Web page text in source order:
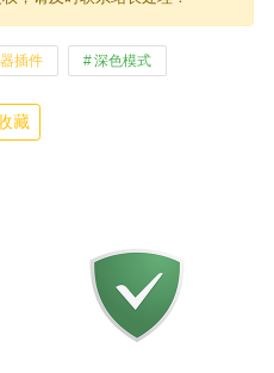
插件 深色模式
藏